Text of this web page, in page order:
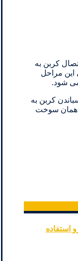
کربن به
این مراحل
شود.
کربن به
همان سوخت
استفاده